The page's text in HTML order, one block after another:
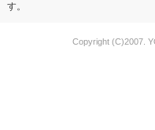
す。
Copyright (C)2007.